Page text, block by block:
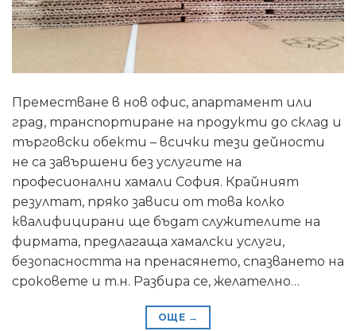
Преместване в нов офис, апартамент или
град, транспортиране на продукти до склад и
търговски обекти – всички тези дейности
не са завършени без услугите на
професионални хамали София. Крайният
резултат, пряко зависи от това колко
квалифицирани ще бъдат служителите на
фирмата, предлагаща хамалски услуги,
безопасността на пренасянето, спазването на
сроковете и т.н. Разбира се, желателно…
ОЩЕ →